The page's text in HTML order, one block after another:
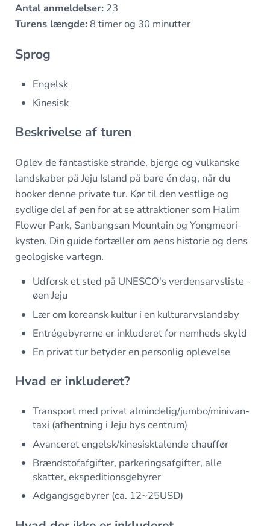
Antal anmeldelser:23
Turens længde:8 timer og 30 minutter
Sprog
Engelsk
Kinesisk
Beskrivelse af turen
Oplev de fantastiske strande, bjerge og vulkanske
landskaber på Jeju Island på bare én dag, når du
booker denne private tur. Kør til den vestlige og
sydlige del af øen for at se attraktioner som Halim
Flower Park, Sanbangsan Mountain og Yongmeori-
kysten. Din guide fortæller om øens historie og dens
geologiske vartegn.
Udforsk et sted på UNESCO's verdensarvsliste -
øen Jeju
Lær om koreansk kultur i en kulturarvslandsby
Entrégebyrerne er inkluderet for nemheds skyld
En privat tur betyder en personlig oplevelse
Hvad er inkluderet?
Transport med privat almindelig/jumbo/minivan-
taxi (afhentning i Jeju bys centrum)
Avanceret engelsk/kinesisktalende chauffør
Brændstofafgifter, parkeringsafgifter, alle
skatter, ekspeditionsgebyrer
Adgangsgebyrer (ca. 12~25USD)